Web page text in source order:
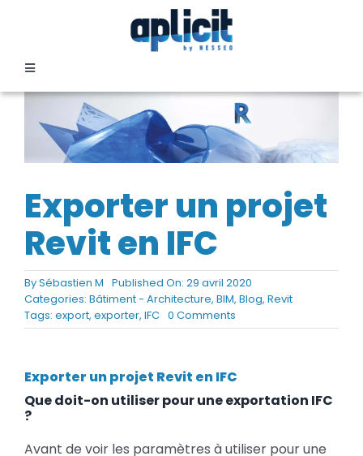
Toggle
Navigation
FORMATION
SERVICES
TEMOIGNAGES
EVENEMENTS
BLOG
Exporter un projet
Revit en IFC
BySébastien M Published On: 29 avril 2020
Categories: Bâtiment - Architecture, BIM, Blog, Revit
Tags: export, exporter, IFC 0 Commentson
Exporter
Revit
en
IFC
Exporter un projet Revit en IFC
Que doit-on utiliser pour une exportation IFC
?
Avant de voir les paramètres à utiliser pour une